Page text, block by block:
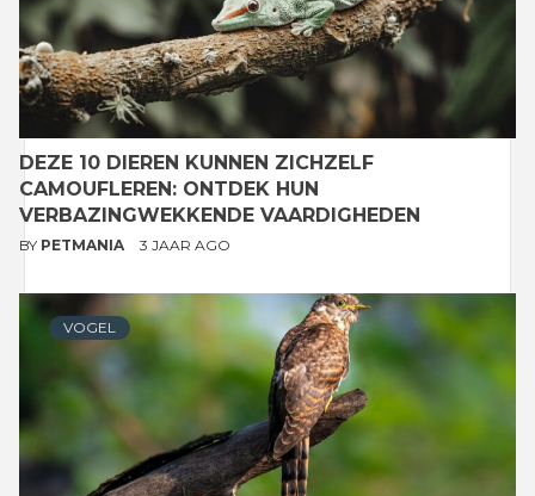
DEZE 10 DIEREN KUNNEN ZICHZELF
CAMOUFLEREN: ONTDEK HUN
VERBAZINGWEKKENDE VAARDIGHEDEN
BY PETMANIA 3 JAAR AGO
VOGEL